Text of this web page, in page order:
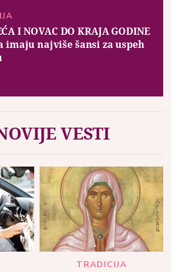
I NOVAC DO KRAJA GODINE
imaju najviše šansi za uspeh
VESTI
TRADICIJA